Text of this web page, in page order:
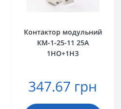
Контактор модульний
КМ-1-25-11 25А
1НО+1НЗ
347.67 грн